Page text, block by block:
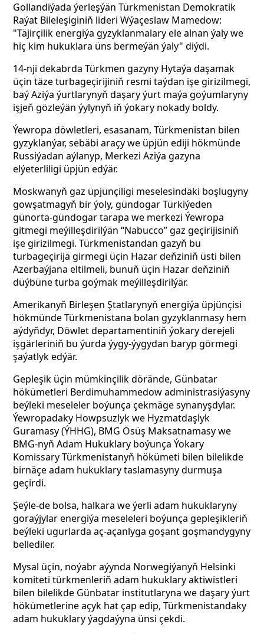
Gollandiýada ýerleşýän Türkmenistan Demokratik
Raýat Bileleşiginiň lideri Wýaçeslaw Mamedow:
"Täjirçilik energiýa gyzyklanmalary ele alnan ýaly we
hiç kim hukuklara üns bermeýän ýaly" diýdi.
14-nji dekabrda Türkmen gazyny Hytaýa daşamak
üçin täze turbageçirijiniň resmi taýdan işe girizilmegi,
baý Aziýa ýurtlarynyň daşary ýurt maýa goýumlaryny
işjeň gözleýän ýylynyň iň ýokary nokady boldy.
Ýewropa döwletleri, esasanam, Türkmenistan bilen
gyzyklanýar, sebäbi araçy we üpjün ediji hökmünde
Russiýadan aýlanyp, Merkezi Aziýa gazyna
elýeterliligi üpjün edýär.
Moskwanyň gaz üpjünçiligi meselesindäki boşlugyny
gowşatmagyň bir ýoly, gündogar Türkiýeden
günorta-gündogar tarapa we merkezi Ýewropa
gitmegi meýilleşdirilýän “Nabucco” gaz geçirijisiniň
işe girizilmegi. Türkmenistandan gazyň bu
turbageçirijä girmegi üçin Hazar deňziniň üsti bilen
Azerbaýjana eltilmeli, bunuň üçin Hazar deňziniň
düýbüne turba goýmak meýilleşdirilýär.
Amerikanyň Birleşen Ştatlarynyň energiýa üpjünçisi
hökmünde Türkmenistana bolan gyzyklanmasy hem
aýdyňdyr, Döwlet departamentiniň ýokary derejeli
işgärleriniň bu ýurda ýygy-ýygydan baryp görmegi
şaýatlyk edýär.
Gepleşik üçin mümkinçilik dörände, Günbatar
hökümetleri Berdimuhammedow administrasiýasyny
beýleki meseleler boýunça çekmäge synanyşdylar.
Ýewropadaky Howpsuzlyk we Hyzmatdaşlyk
Guramasy (ÝHHG), BMG Ösüş Maksatnamasy we
BMG-nyň Adam Hukuklary boýunça Ýokary
Komissary Türkmenistanyň hökümeti bilen bilelikde
birnäçe adam hukuklary taslamasyny durmuşa
geçirdi.
Şeýle-de bolsa, halkara we ýerli adam hukuklaryny
goraýjylar energiýa meseleleri boýunça gepleşikleriň
beýleki ugurlarda aç-açanlyga goşant goşmandygyny
bellediler.
Mysal üçin, noýabr aýynda Norwegiýanyň Helsinki
komiteti türkmenleriň adam hukuklary aktiwistleri
bilen bilelikde Günbatar institutlaryna we daşary ýurt
hökümetlerine açyk hat çap edip, Türkmenistandaky
adam hukuklary ýagdaýyna ünsi çekdi.